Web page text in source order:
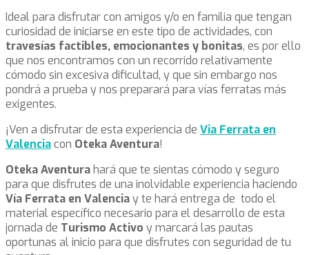
Ideal para disfrutar con amigos y/o en familia que tengan
curiosidad de iniciarse en este tipo de actividades, con
travesías factibles, emocionantes y bonitas, es por ello
que nos encontramos con un recorrido relativamente
cómodo sin excesiva dificultad, y que sin embargo nos
pondrá a prueba y nos preparará para vías ferratas más
exigentes.
¡Ven a disfrutar de esta experiencia de Via Ferrata en
Valenciacon Oteka Aventura!
Oteka Aventurahará que te sientas cómodo y seguro
para que disfrutes de una inolvidable experiencia haciendo
Vía Ferrata en Valenciay te hará entrega de todo el
material específico necesario para el desarrollo de esta
jornada de Turismo Activo y marcará las pautas
oportunas al inicio para que disfrutes con seguridad de tu